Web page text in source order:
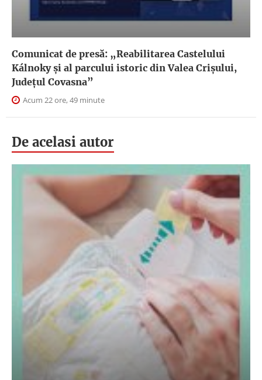
Comunicat de presă: „Reabilitarea Castelului
Kálnoky și al parcului istoric din Valea Crișului,
Județul Covasna”
Acum 22 ore, 49 minute
De acelasi autor